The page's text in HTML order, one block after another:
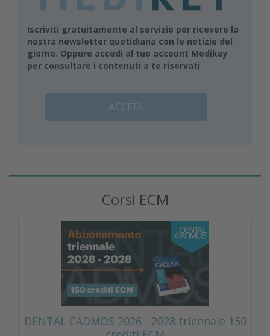
Iscriviti gratuitamente al servizio per ricevere la
nostra newsletter quotidiana con le notizie del
giorno. Oppure accedi al tuo account Medikey
per consultare i contenuti a te riservati
ACCEDI
Corsi ECM
DENTAL CADMOS 2026 - 2028 triennale 150